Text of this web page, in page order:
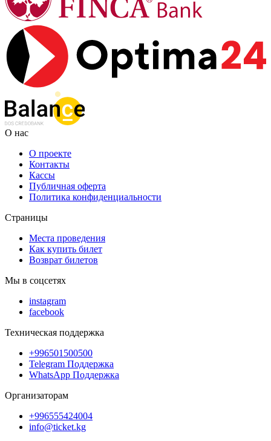
О нас
О проекте
Контакты
Кассы
Публичная оферта
Политика конфиденциальности
Страницы
Места проведения
Как купить билет
Возврат билетов
Мы в соцсетях
instagram
facebook
Техническая поддержка
+996501500500
Telegram Поддержка
WhatsApp Поддержка
Организаторам
+996555424004
info@ticket.kg